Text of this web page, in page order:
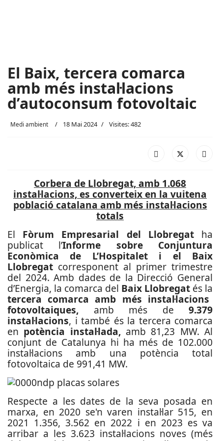
El Baix, tercera comarca
amb més instal·lacions
d’autoconsum fotovoltaic
Medi ambient 18 Mai 2024 Visites: 482
Corbera de Llobregat, amb 1.068
instal·lacions, es converteix en la vuitena
població catalana amb més instal·lacions
totals
El Fòrum Empresarial del Llobregat ha
publicat l’Informe sobre Conjuntura
Econòmica de L’Hospitalet i el Baix
Llobregat corresponent al primer trimestre
del 2024. Amb dades de la Direcció General
d’Energia, la comarca del Baix Llobregat és la
tercera comarca amb més instal·lacions
fotovoltaiques, amb més de 9.379
instal·lacions, i també és la tercera comarca
en potència instal·lada, amb 81,23 MW. Al
conjunt de Catalunya hi ha més de 102.000
instal·lacions amb una potència total
fotovoltaica de 991,41 MW.
Respecte a les dates de la seva posada en
marxa, en 2020 se'n varen instal·lar 515, en
2021 1.356, 3.562 en 2022 i en 2023 es va
arribar a les 3.623 instal·lacions noves (més